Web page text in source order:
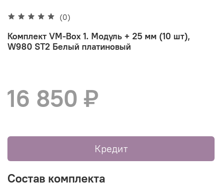
(0)
Комплект VM-Box 1. Модуль + 25 мм (10 шт),
W980 ST2 Белый платиновый
16 850 ₽
Кредит
Состав комплекта